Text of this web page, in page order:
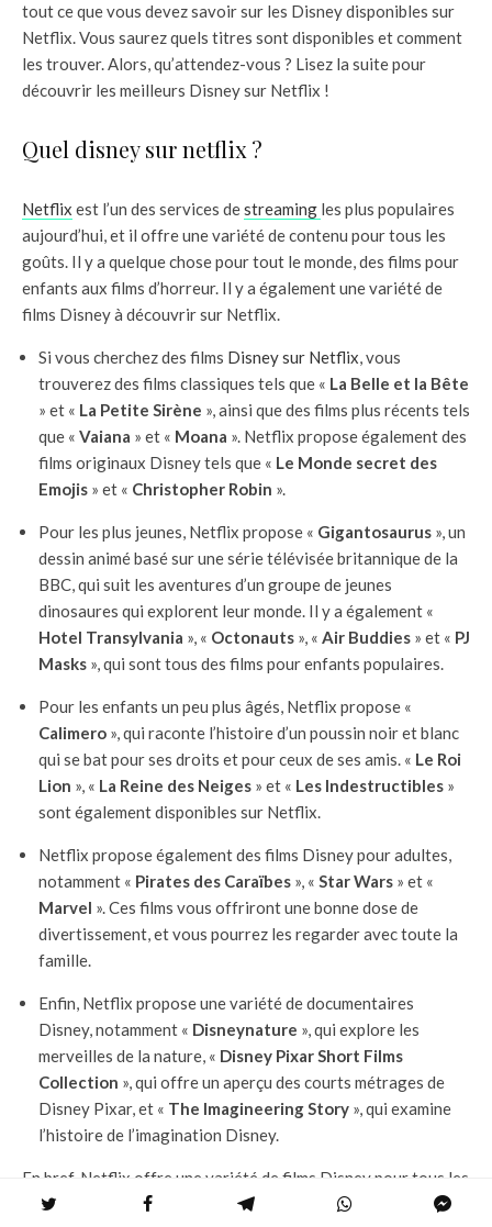
tout ce que vous devez savoir sur les Disney disponibles sur
Netflix. Vous saurez quels titres sont disponibles et comment
les trouver. Alors, qu’attendez-vous ? Lisez la suite pour
découvrir les meilleurs Disney sur Netflix !
Quel disney sur netflix ?
Netflix est l’un des services destreaming les plus populaires
aujourd’hui, et il offre une variété de contenu pour tous les
goûts. Il y a quelque chose pour tout le monde, des films pour
enfants aux films d’horreur. Il y a également une variété de
films Disney à découvrir sur Netflix.
Si vous cherchez des films Disney sur Netflix, vous
trouverez des films classiques tels que « La Belle et la Bête
» et « La Petite Sirène », ainsi que des films plus récents tels
que « Vaiana » et « Moana ». Netflix propose également des
films originaux Disney tels que « Le Monde secret des
Emojis » et « Christopher Robin ».
Pour les plus jeunes, Netflix propose « Gigantosaurus », un
dessin animé basé sur une série télévisée britannique de la
BBC, qui suit les aventures d’un groupe de jeunes
dinosaures qui explorent leur monde. Il y a également «
Hotel Transylvania », « Octonauts », « Air Buddies » et « PJ
Masks », qui sont tous des films pour enfants populaires.
Pour les enfants un peu plus âgés, Netflix propose «
Calimero », qui raconte l’histoire d’un poussin noir et blanc
qui se bat pour ses droits et pour ceux de ses amis. « Le Roi
Lion », « La Reine des Neiges » et « Les Indestructibles »
sont également disponibles sur Netflix.
Netflix propose également des films Disney pour adultes,
notamment « Pirates des Caraïbes », « Star Wars » et «
Marvel ». Ces films vous offriront une bonne dose de
divertissement, et vous pourrez les regarder avec toute la
famille.
Enfin, Netflix propose une variété de documentaires
Disney, notamment « Disneynature », qui explore les
merveilles de la nature, « Disney Pixar Short Films
Collection », qui offre un aperçu des courts métrages de
Disney Pixar, et « The Imagineering Story », qui examine
l’histoire de l’imagination Disney.
En bref, Netflix offre une variété de films Disney pour tous les
âges et tous les goûts. Que vous soyez un fan de classiques